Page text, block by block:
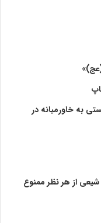
به خاورمیانه در
شیعی از هر نظر ممنوع